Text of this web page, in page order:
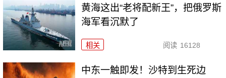
黄海这出“老将配新王”，把俄罗斯
海军看沉默了
相关 阅读 16128
中东一触即发！沙特到生死边